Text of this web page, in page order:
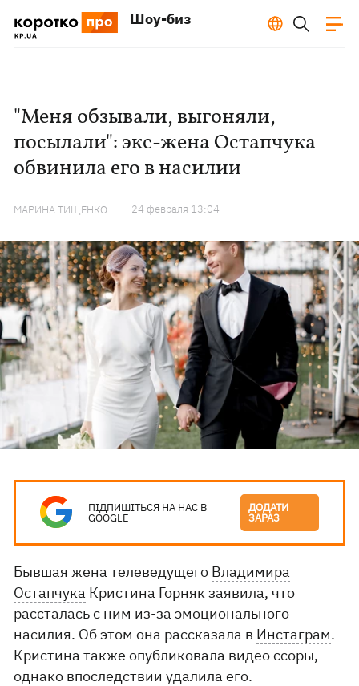
Шоу-биз
"Меня обзывали, выгоняли,
посылали": экс-жена Остапчука
обвинила его в насилии
МАРИНА ТИЩЕНКО 24 февраля 13:04
ПІДПИШІТЬСЯ НА НАС В
GOOGLE
ДОДАТИ
ЗАРАЗ
Бывшая жена телеведущего Владимира
Остапчука Кристина Горняк заявила, что
рассталась с ним из-за эмоционального
насилия. Об этом она рассказала в Инстаграм.
Кристина также опубликовала видео ссоры,
однако впоследствии удалила его.